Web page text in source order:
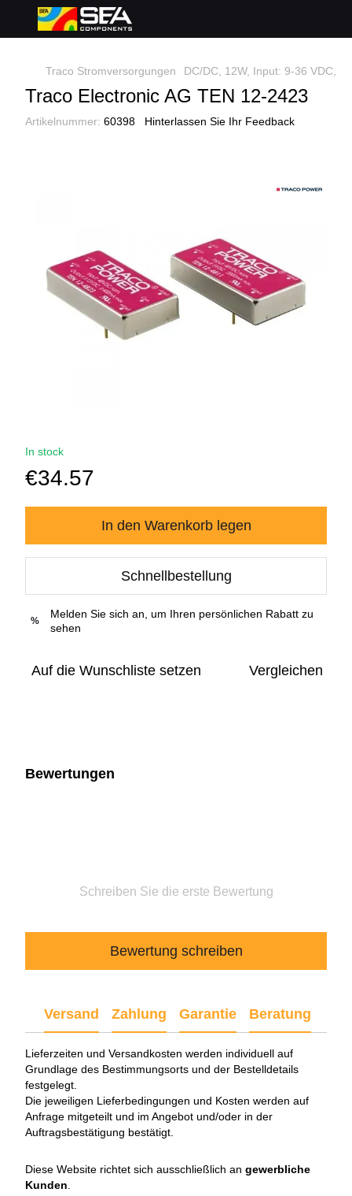
Traco Stromversorgungen DC/DC, 12W, Input: 9-36 VDC,
Traco Electronic AG TEN 12-2423
Artikelnummer: 60398 Hinterlassen Sie Ihr Feedback
In stock
€34.57
In den Warenkorb legen
Schnellbestellung
%
Melden Sie sich an, um Ihren persönlichen Rabatt zu
sehen
Auf die Wunschliste setzen Vergleichen
Bewertungen
Schreiben Sie die erste Bewertung
Bewertung schreiben
Versand Zahlung Garantie Beratung
Lieferzeiten und Versandkosten werden individuell auf
Grundlage des Bestimmungsorts und der Bestelldetails
festgelegt.
Die jeweiligen Lieferbedingungen und Kosten werden auf
Anfrage mitgeteilt und im Angebot und/oder in der
Auftragsbestätigung bestätigt.
Diese Website richtet sich ausschließlich an gewerbliche
Kunden